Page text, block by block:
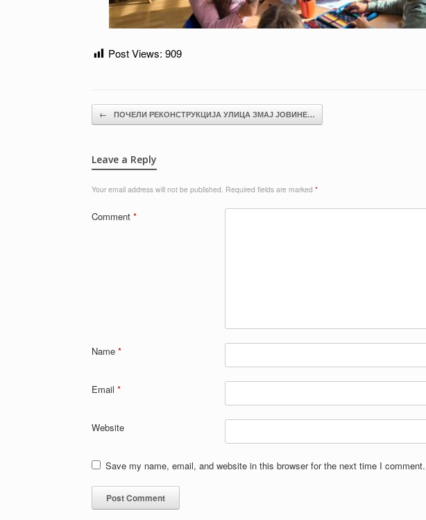
Post Views: 909
Post navigation
← ПОЧЕЛИ РЕКОНСТРУКЦИЈА УЛИЦА ЗМАЈ ЈОВИНЕ…
Leave a Reply
Your email address will not be published. Required fields are marked *
Comment *
Name *
Email *
Website
Save my name, email, and website in this browser for the next time I comment.